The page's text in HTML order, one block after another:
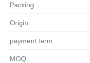
Packing:
Origin:
payment term:
MOQ: